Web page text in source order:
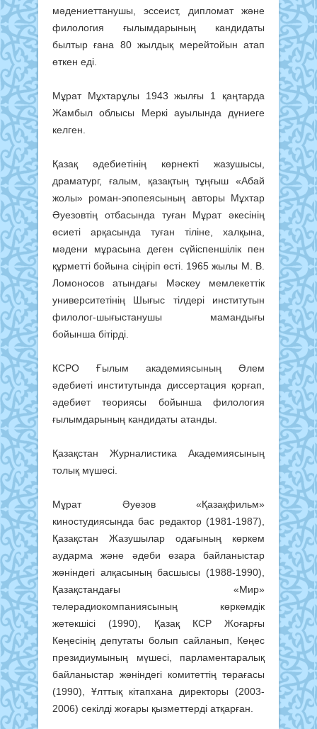
мәдениеттанушы, эссеист, дипломат және
филология ғылымдарының кандидаты
былтыр ғана 80 жылдық мерейтойын атап
өткен еді.
Мұрат Мұхтарұлы 1943 жылғы 1 қаңтарда
Жамбыл облысы Меркі ауылында дүниеге
келген.
Қазақ әдебиетінің көрнекті жазушысы,
драматург, ғалым, қазақтың тұңғыш «Абай
жолы» роман-эпопеясының авторы Мұхтар
Әуезовтің отбасында туған Мұрат әкесінің
өсиеті арқасында туған тіліне, халқына,
мәдени мұрасына деген сүйіспеншілік пен
құрметті бойына сіңіріп өсті. 1965 жылы М. В.
Ломоносов атындағы Мәскеу мемлекеттік
университетінің Шығыс тілдері институтын
филолог-шығыстанушы мамандығы
бойынша бітірді.
КСРО Ғылым академиясының Әлем
әдебиеті институтында диссертация қорғап,
әдебиет теориясы бойынша филология
ғылымдарының кандидаты атанды.
Қазақстан Журналистика Академиясының
толық мүшесі.
Мұрат Әуезов «Қазақфильм»
киностудиясында бас редактор (1981-1987),
Қазақстан Жазушылар одағының көркем
аударма және әдеби өзара байланыстар
жөніндегі алқасының басшысы (1988-1990),
Қазақстандағы «Мир»
телерадиокомпаниясының көркемдік
жетекшісі (1990), Қазақ КСР Жоғарғы
Кеңесінің депутаты болып сайланып, Кеңес
президиумының мүшесі, парламентаралық
байланыстар жөніндегі комитеттің төрағасы
(1990), Ұлттық кітапхана директоры (2003-
2006) секілді жоғары қызметтерді атқарған.